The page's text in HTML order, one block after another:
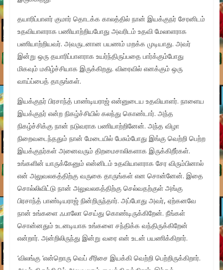
தயாரிப்பாளர் குமார் தொடக்க காலத்தில் நான் இயக்குநர் சேரனிடம்
உதவியாளராக பணியாற்றியபோது அவரிடம் உதவி மேலாளராக
பணியாற்றியவர். அவருடனான பயணம் மறக்க முடியாது. அவர்
இன்று ஒரு தயாரிப்பாளராக உயர்ந்திருப்பதை பார்க்கும்போது
மிகவும் மகிழ்ச்சியாக இருக்கிறது. விரைவில் எனக்கும் ஒரு
வாய்ப்பைத் தாருங்கள்.
இயக்குநர் பிரசாந்த் பாண்டியராஜ் என்னுடைய உதவியாளர். நாளைய
இயக்குநர் என்ற நிகழ்ச்சியில் கலந்து கொண்டார். அந்த
நிகழ்ச்சிக்கு நான் நடுவராக பணியாற்றினேன். அந்த விழா
நிறைவடைந்ததும் நான் மேடையில் பேசும்போது இங்கு வெற்றி பெற்ற
இயக்குநர்கள் அனைவரும் திறமைசாலிகளாக இருக்கிறீர்கள்.
உங்களின் யாருக்கேனும் என்னிடம் உதவியாளராக சேர விரும்பினால்
என் அலுவலகத்திற்கு வருகை தாருங்கள் என சொன்னேன். இதை
சொல்லிவிட்டு நான் அலுவலகத்திற்கு செல்வதற்குள் அங்கு
பிரசாந்த் பாண்டியராஜ் நின்றிருந்தார். அப்போது அவர், ஏற்கனவே
நான் உங்களை ஃபாலோ செய்து கொண்டிருக்கிறேன். நீங்கள்
சொன்னதும் உடனடியாக உங்களை சந்திக்க வந்திருக்கிறேன்
என்றார். அன்றிலிருந்து இன்று வரை என் உடன் பயணிக்கிறார்.
‘விலங்கு ‘என்றொரு வெப் சீரிசை இயக்கி வெற்றி பெற்றிருக்கிறார்.